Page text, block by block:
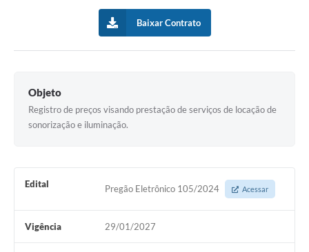
Baixar Contrato
Objeto
Registro de preços visando prestação de serviços de locação de
sonorização e iluminação.
Edital Pregão Eletrônico 105/2024 Acessar
Vigência 29/01/2027